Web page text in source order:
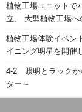
植物工場ユニットで
立、 大型植物工場
植物工場体験イベン
イニング明星を開催
4-2 照明とラックか
ター～